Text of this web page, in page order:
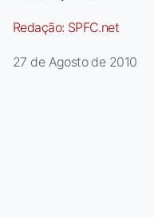
Redação: SPFC.net
27 de Agosto de 2010